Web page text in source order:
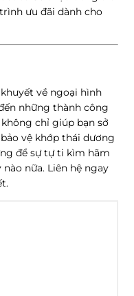
ưu đãi dành cho
về ngoại hình
những thành công
chỉ giúp bạn sở
vệ khớp thái dương
để sự tự ti kìm hãm
nữa. Liên hệ ngay